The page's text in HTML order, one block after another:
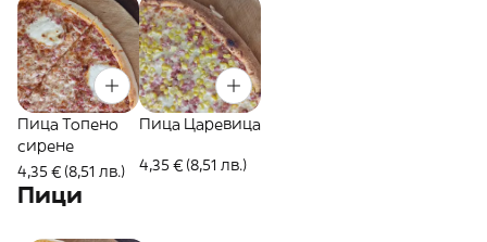
Пица Топено
сирене
4,35 € (8,51 лв.)
Пица Царевица
4,35 € (8,51 лв.)
Пици